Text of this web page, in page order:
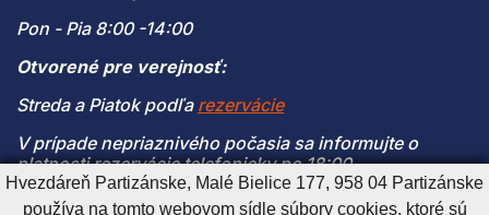
Pon - Pia 8:00 -14:00
Otvorené pre verejnosť:
Streda a Piatok podľa rezervácie
V prípade nepriaznivého počasia sa informujte o
platnosti rezervácie telefonicky po 18:00
(V prípade naplnenia kapacity je vstup na pozorovanie
Hvezdáreň Partizánske, Malé Bielice 177, 958 04 Partizánske
používa na tomto webovom sídle súbory cookies, ktoré sú